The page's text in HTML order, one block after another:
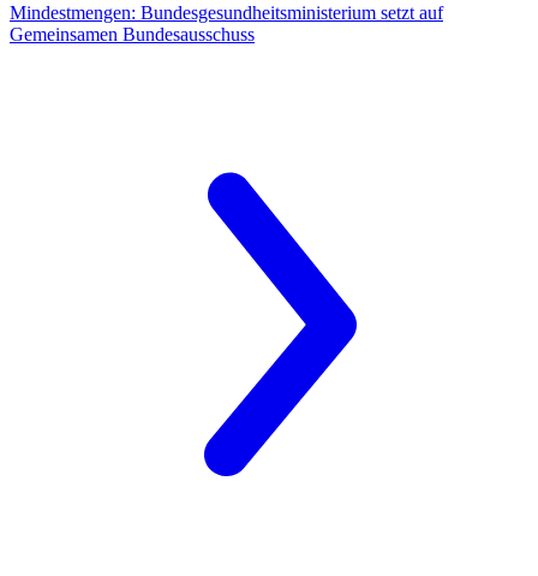
Mindestmengen: Bundesgesundheitsministerium setzt auf
Gemeinsamen Bundesausschuss